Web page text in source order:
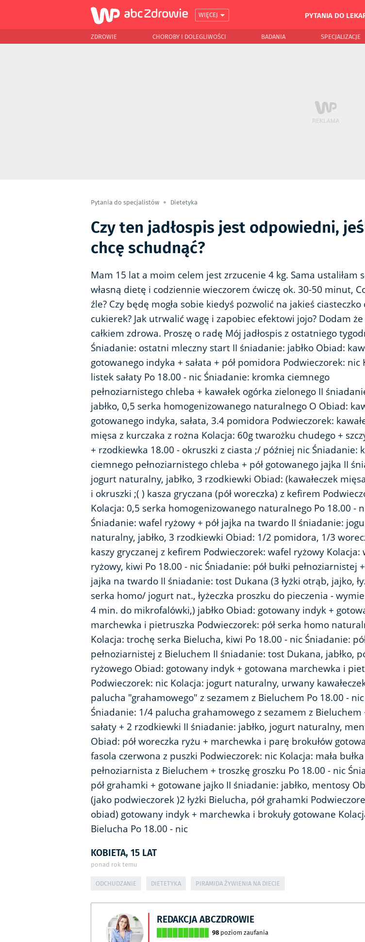
WIĘCEJ PYTANIA DO
ZDROWIE CHOROBY I DOLEGLIWOŚCI BADANIA SPECJALIZACJE
Pytania do specjalistów Dietetyka
Czy ten jadłospis jest odpowiedni,
chcę schudnąć?
Mam 15 lat a moim celem jest zrzucenie 4 kg. Sama ustaliłam
własną dietę i codziennie wieczorem ćwiczę ok. 30-50 minut,
źle? Czy będę mogła sobie kiedyś pozwolić na jakieś ciasteczko
cukierek? Jak utrwalić wagę i zapobiec efektowi jojo? Dodam
całkiem zdrowa. Proszę o radę Mój jadłospis z ostatniego
Śniadanie: ostatni mleczny start II śniadanie: jabłko Obiad:
gotowanego indyka + sałata + pół pomidora Podwieczorek: nic
listek sałaty Po 18.00 - nic Śniadanie: kromka ciemnego
pełnoziarnistego chleba + kawałek ogórka zielonego II
jabłko, 0,5 serka homogenizowanego naturalnego O Obiad:
gotowanego indyka, sałata, 3.4 pomidora Podwieczorek:
mięsa z kurczaka z rożna Kolacja: 60g twarożku chudego +
+ rzodkiewka 18.00 - okruszki z ciasta ;/ później nic Śniadanie:
ciemnego pełnoziarnistego chleba + pół gotowanego jajka II
jogurt naturalny, jabłko, 3 rzodkiewki Obiad: (kawałeczek
i okruszki ;( ) kasza gryczana (pół woreczka) z kefirem
Kolacja: 0,5 serka homogenizowanego naturalnego Po 18.00 -
Śniadanie: wafel ryżowy + pół jajka na twardo II śniadanie:
naturalny, jabłko, 3 rzodkiewki Obiad: 1/2 pomidora, 1/3
kaszy gryczanej z kefirem Podwieczorek: wafel ryżowy Kolacja:
ryżowy, kiwi Po 18.00 - nic Śniadanie: pół bułki pełnoziarnistej
jajka na twardo II śniadanie: tost Dukana (3 łyżki otrąb, jajko,
serka homo/ jogurt nat., łyżeczka proszku do pieczenia -
4 min. do mikrofalówki,) jabłko Obiad: gotowany indyk +
marchewka i pietruszka Podwieczorek: pół serka homo
Kolacja: trochę serka Bielucha, kiwi Po 18.00 - nic Śniadanie:
pełnoziarnistej z Bieluchem II śniadanie: tost Dukana, jabłko,
ryżowego Obiad: gotowany indyk + gotowana marchewka i
Podwieczorek: nic Kolacja: jogurt naturalny, urwany
palucha "grahamowego" z sezamem z Bieluchem Po 18.00 - nic
Śniadanie: 1/4 palucha grahamowego z sezamem z Bieluchem
sałaty + 2 rzodkiewki II śniadanie: jabłko, jogurt naturalny,
Obiad: pół woreczka ryżu + marchewka i parę brokułów
fasola czerwona z puszki Podwieczorek: nic Kolacja: mała bułka
pełnoziarnista z Bieluchem + troszkę groszku Po 18.00 - nic
pół grahamki + gotowane jajko II śniadanie: jabłko, mentosy
(jako podwieczorek )2 łyżki Bielucha, pół grahamki
obiad) gotowany indyk + marchewka i brokuły gotowane
Bielucha Po 18.00 - nic
KOBIETA, 15 LAT
ponad rok temu
ODCHUDZANIE DIETETYKA PIRAMIDA ŻYWIENIA NA DIECIE
REDAKCJA ABCZDROWIE
98 poziom zaufania